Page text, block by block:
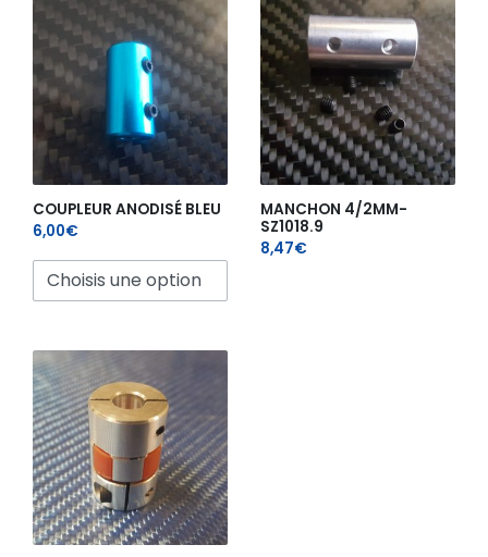
plusieurs
variations.
Les
options
peuvent
être
choisies
sur
page
produit
COUPLEUR ANODISÉ BLEU
6,00€
produit
plusieurs
variations.
Les
options
peuvent
être
choisies
sur
MANCHON 4/2MM-
SZ1018.9
8,47€